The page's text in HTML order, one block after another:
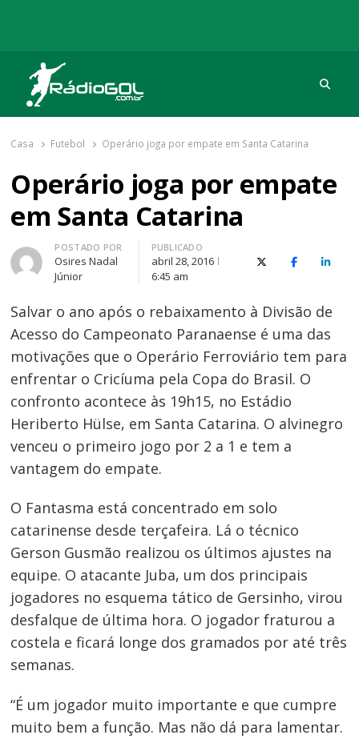
Rádio Gol
Há mais de 20 anos com as melhores coberturas
Casa Futebol Operário joga por empate em Santa Catarina
Operário joga por empate
em Santa Catarina
Autor
POSTADO POR
Osires Nadal
Júnior
PUBLICADO
abril 28, 2016
6:45 am
X (Twitter)Facebook
O
Salvar o ano após o rebaixamento à Divisão de
Acesso do Campeonato Paranaense é uma das
motivações que o Operário Ferroviário tem para
enfrentar o Cricíuma pela Copa do Brasil. O
confronto acontece às 19h15, no Estádio
Heriberto Hülse, em Santa Catarina. O alvinegro
venceu o primeiro jogo por 2 a 1 e tem a
vantagem do empate.
O Fantasma está concentrado em solo
catarinense desde terça­feira. Lá o técnico
Gerson Gusmão realizou os últimos ajustes na
equipe. O atacante Juba, um dos principais
jogadores no esquema tático de Gersinho, virou
desfalque de última hora. O jogador fraturou a
costela e ficará longe dos gramados por até três
semanas.
“É um jogador muito importante e que cumpre
muito bem a função. Mas não dá para lamentar.